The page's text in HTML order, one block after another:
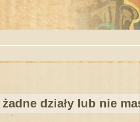
działy lub nie